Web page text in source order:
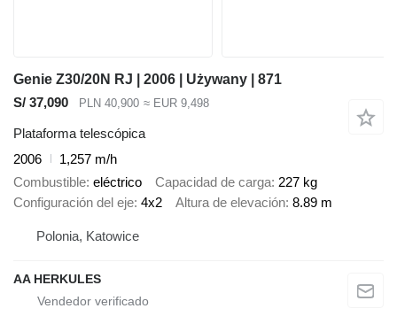
Genie Z30/20N RJ | 2006 | Używany | 871
S/ 37,090
PLN 40,900 ≈ EUR 9,498
Plataforma telescópica
2006
1,257 m/h
Combustible eléctrico Capacidad de carga 227 kg
Configuración del eje 4x2 Altura de elevación 8.89 m
Polonia, Katowice
AA HERKULES